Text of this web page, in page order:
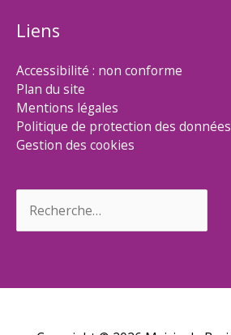
Liens
Accessibilité : non conforme
Plan du site
Mentions légales
Politique de protection des données
Gestion des cookies